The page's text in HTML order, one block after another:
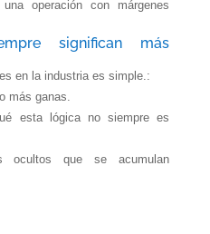
operación con márgenes
significan más
en la industria es simple.:
más ganas.
esta lógica no siempre es
ocultos que se acumulan